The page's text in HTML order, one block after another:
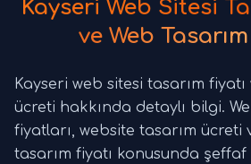
Kayseri Web Sitesi
ve Web
Kayseri web sitesi tasarım
ücreti hakkında detaylı bilgi.
fiyatları, website tasarım ücreti
tasarım fiyatı konusunda